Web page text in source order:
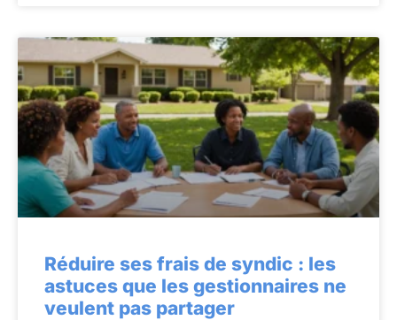
Réduire ses frais de syndic : les
astuces que les gestionnaires ne
veulent pas partager